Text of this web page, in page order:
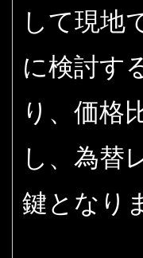
して現地
に検討す
り、価格
し、為替
鍵となり